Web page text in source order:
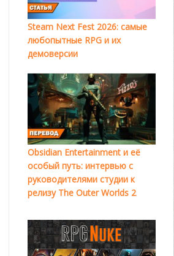
Steam Next Fest 2026: самые
любопытные RPG и их
демоверсии
Obsidian Entertainment и её
особый путь: интервью с
руководителями студии к
релизу The Outer Worlds 2